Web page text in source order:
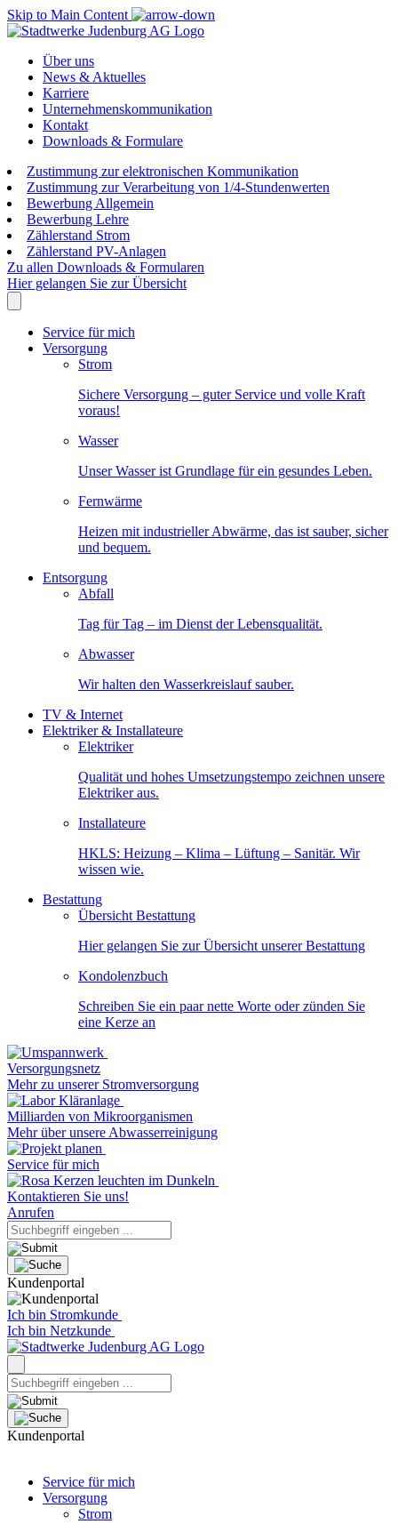
Skip to Main Content
Über uns
News & Aktuelles
Karriere
Unternehmenskommunikation
Kontakt
Downloads & Formulare
Zustimmung zur elektronischen Kommunikation
Zustimmung zur Verarbeitung von 1/4-Stundenwerten
Bewerbung Allgemein
Bewerbung Lehre
Zählerstand Strom
Zählerstand PV-Anlagen
Zu allen Downloads & Formularen
Hier gelangen Sie zur Übersicht
Service für mich
Versorgung
Strom
Sichere Versorgung – guter Service und volle Kraft
voraus!
Wasser
Unser Wasser ist Grundlage für ein gesundes Leben.
Fernwärme
Heizen mit industrieller Abwärme, das ist sauber, sicher
und bequem.
Entsorgung
Abfall
Tag für Tag – im Dienst der Lebensqualität.
Abwasser
Wir halten den Wasserkreislauf sauber.
TV & Internet
Elektriker & Installateure
Elektriker
Qualität und hohes Umsetzungstempo zeichnen unsere
Elektriker aus.
Installateure
HKLS: Heizung – Klima – Lüftung – Sanitär. Wir
wissen wie.
Bestattung
Übersicht Bestattung
Hier gelangen Sie zur Übersicht unserer Bestattung
Kondolenzbuch
Schreiben Sie ein paar nette Worte oder zünden Sie
eine Kerze an
Versorgungsnetz
Mehr zu unserer Stromversorgung
Milliarden von Mikroorganismen
Mehr über unsere Abwasserreinigung
Service für mich
Kontaktieren Sie uns!
Anrufen
Kundenportal
Ich bin Stromkunde
Ich bin Netzkunde
Kundenportal
Service für mich
Versorgung
Strom